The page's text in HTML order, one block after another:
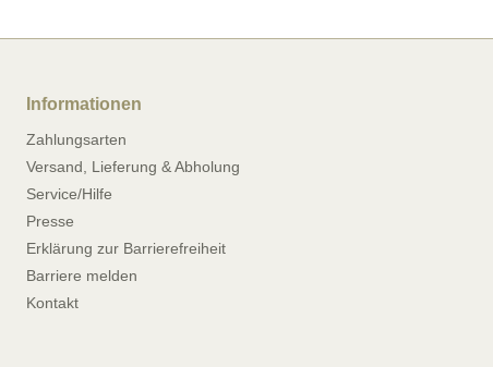
Informationen
Zahlungsarten
Versand, Lieferung & Abholung
Service/Hilfe
Presse
Erklärung zur Barrierefreiheit
Barriere melden
Kontakt